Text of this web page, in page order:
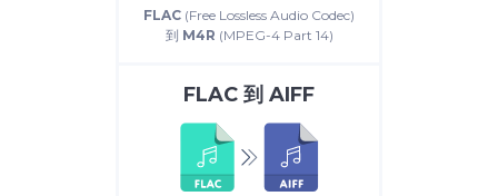
FLAC (Free Lossless Audio Codec)
到 M4R (MPEG-4 Part 14)
FLAC 到 AIFF